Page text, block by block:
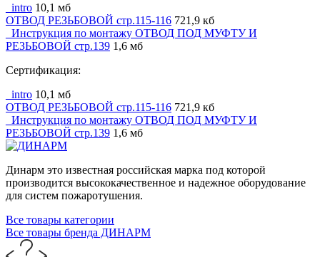
_intro 10,1 мб
ОТВОД РЕЗЬБОВОЙ стр.115-116 721,9 кб
_Инструкция по монтажу ОТВОД ПОД МУФТУ И
РЕЗЬБОВОЙ стр.139 1,6 мб
Сертификация:
_intro 10,1 мб
ОТВОД РЕЗЬБОВОЙ стр.115-116 721,9 кб
_Инструкция по монтажу ОТВОД ПОД МУФТУ И
РЕЗЬБОВОЙ стр.139 1,6 мб
Динарм это известная российская марка под которой
производится высококачественное и надежное оборудование
для систем пожаротушения.
Все товары категории
Все товары бренда ДИНАРМ